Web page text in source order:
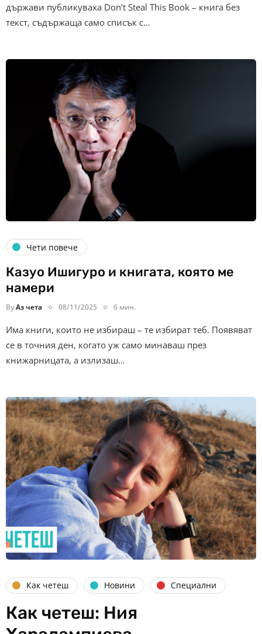
държави публикуваха Don’t Steal This Book – книга без
текст, съдържаща само списък с…
Чети повече
Казуо Ишигуро и книгата, която ме
намери
ByАз чета 08/11/2025 6 мин.
Има книги, които не избираш – те избират теб. Появяват
се в точния ден, когато уж само минаваш през
книжарницата, а излизаш…
Как четеш Новини Специални
Как четеш: Ния